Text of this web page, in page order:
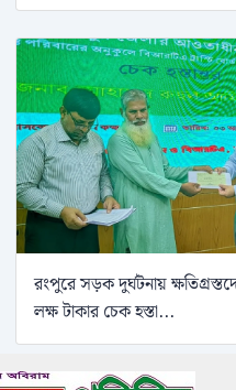
রংপুরে সড়ক দুর্ঘটনায়
লক্ষ টাকার চেক হস্তা...